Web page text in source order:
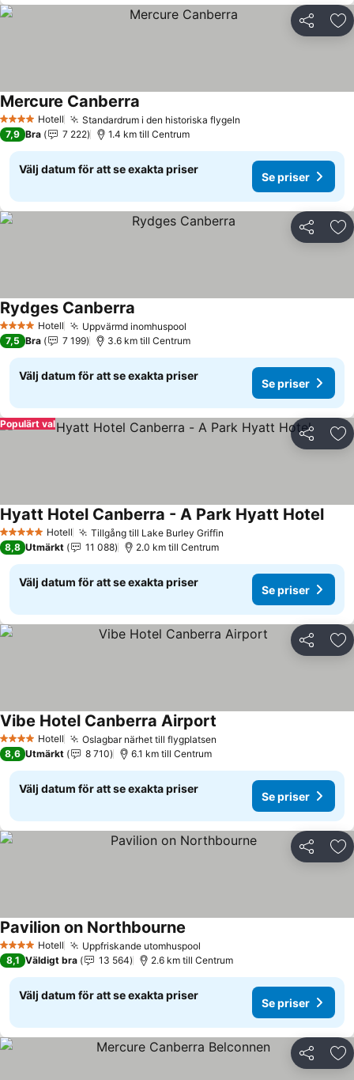
Dela
4 StjärnorHotell Standardrum i den historiska flygeln
Mercure Canberra
7,9 Bra 7 222 1.4 km till Centrum
Välj datum för att se exakta priser
Se priser
Dela
4 StjärnorHotell Uppvärmd inomhuspool
Rydges Canberra
7,5 Bra 7 199 3.6 km till Centrum
Välj datum för att se exakta priser
Se priser
Dela
Populärt val
5 Stjärnor Hotell Tillgång till Lake Burley Griffin
Hyatt Hotel Canberra - A Park Hyatt HotelSe
8,8 Utmärkt 11 088 2.0 km till Centrum
Välj datum för att se exakta priser
Se priser
Dela
4 StjärnorHotell Oslagbar närhet till flygplatsen
Vibe Hotel Canberra Airport
8,6 Utmärkt 8 710 6.1 km till Centrum
Välj datum för att se exakta priser
Se priser
Dela
4 StjärnorHotell Uppfriskande utomhuspool
Pavilion on Northbourne
8,1 Väldigt bra 13 564 2.6 km till Centrum
Välj datum för att se exakta priser
Se priser
Dela